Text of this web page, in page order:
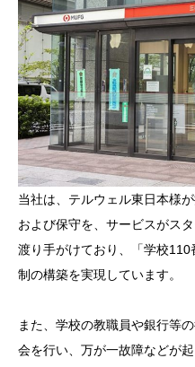
当社は、テルウェル東日本様
および保守を、サービスがス
渡り手がけており、「学校
制の構築を実現しています。
また、学校の教職員や銀行等
会を行い、万が一故障などが